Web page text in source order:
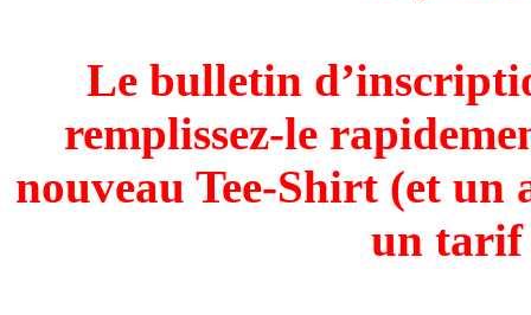
Le bulletin
remplissez-le
nouveau Tee-Shirt (et un
un tarif